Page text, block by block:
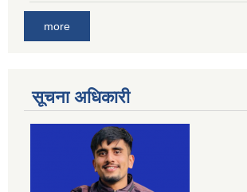
more
सूचना अधिकारी